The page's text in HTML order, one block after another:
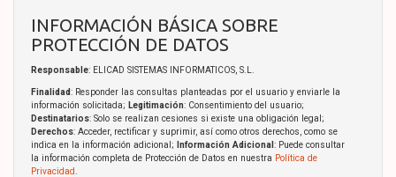
INFORMACIÓN BÁSICA SOBRE
PROTECCIÓN DE DATOS
Responsable: ELICAD SISTEMAS INFORMATICOS, S.L.
Finalidad: Responder las consultas planteadas por el usuario y enviarle la
información solicitada; Legitimación: Consentimiento del usuario;
Destinatarios: Solo se realizan cesiones si existe una obligación legal;
Derechos: Acceder, rectificar y suprimir, así como otros derechos, como se
indica en la información adicional;
Información Adicional : Puede consultar
la información completa de Protección de Datos en nuestra Política de
Privacidad